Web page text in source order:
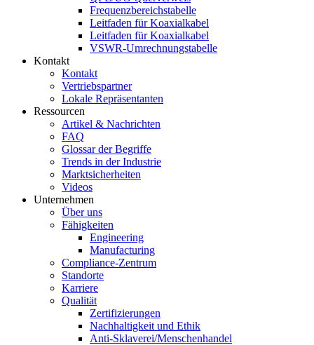
Frequenzbereichstabelle
Leitfaden für Koaxialkabel
Leitfaden für Koaxialkabel
VSWR-Umrechnungstabelle
Kontakt
Kontakt
Vertriebspartner
Lokale Repräsentanten
Ressourcen
Artikel & Nachrichten
FAQ
Glossar der Begriffe
Trends in der Industrie
Marktsicherheiten
Videos
Unternehmen
Über uns
Fähigkeiten
Engineering
Manufacturing
Compliance-Zentrum
Standorte
Karriere
Qualität
Zertifizierungen
Nachhaltigkeit und Ethik
Anti-Sklaverei/Menschenhandel